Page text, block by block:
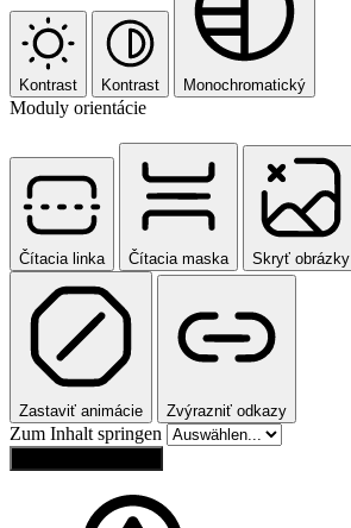
Kontrast Kontrast Monochromatický
Moduly orientácie
Čítacia linka Čítacia maska Skryť obrázky
Zastaviť animácie Zvýrazniť odkazy
Zum Inhalt springen